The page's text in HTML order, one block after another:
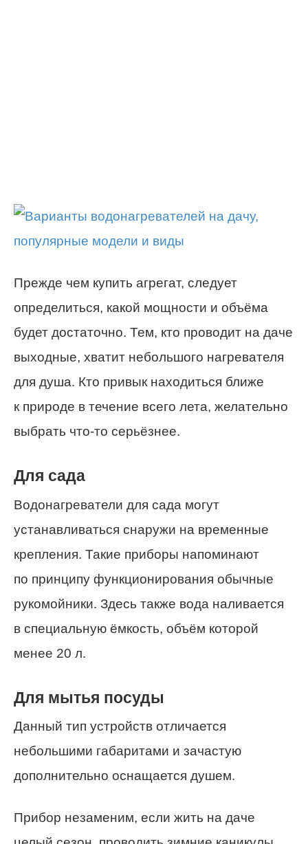
Прежде чем купить агрегат, следует
определиться, какой мощности и объёма
будет достаточно. Тем, кто проводит на даче
выходные, хватит небольшого нагревателя
для душа. Кто привык находиться ближе
к природе в течение всего лета, желательно
выбрать что-то серьёзнее.
Для сада
Водонагреватели для сада могут
устанавливаться снаружи на временные
крепления. Такие приборы напоминают
по принципу функционирования обычные
рукомойники. Здесь также вода наливается
в специальную ёмкость, объём которой
менее 20 л.
Для мытья посуды
Данный тип устройств отличается
небольшими габаритами и зачастую
дополнительно оснащается душем.
Прибор незаменим, если жить на даче